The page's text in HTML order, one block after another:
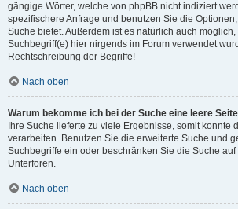
gängige Wörter, welche von phpBB nicht indiziert
spezifischere Anfrage und benutzen Sie die
Suche bietet. Außerdem ist es natürlich auch möglich,
Suchbegriff(e) hier nirgends im Forum verwendet
Rechtschreibung der Begriffe!
Nach oben
Warum bekomme ich bei der Suche eine leere
Ihre Suche lieferte zu viele Ergebnisse, somit konnte
verarbeiten. Benutzen Sie die erweiterte Suche und
Suchbegriffe ein oder beschränken Sie die Suche
Unterforen.
Nach oben